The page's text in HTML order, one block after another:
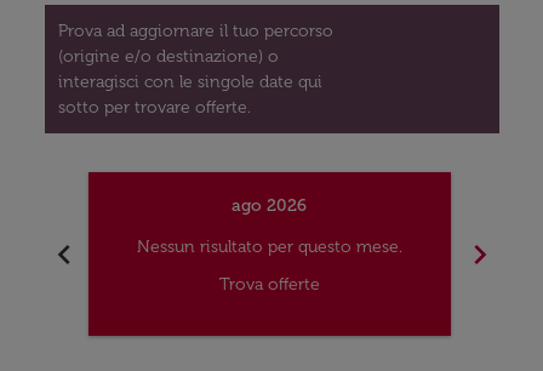
Prova ad aggiornare il tuo percorso
(origine e/o destinazione) o
interagisci con le singole date qui
sotto per trovare offerte.
chevron_left
ago 2026
Nessun risultato per questo mese.
Trova offerte
chevron_right